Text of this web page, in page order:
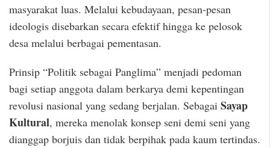
masyarakat luas. Melalui kebudayaan, pesan-pesan
ideologis disebarkan secara efektif hingga ke pelosok
desa melalui berbagai pementasan.
Prinsip “Politik sebagai Panglima” menjadi pedoman
bagi setiap anggota dalam berkarya demi kepentingan
revolusi nasional yang sedang berjalan. Sebagai Sayap
Kultural, mereka menolak konsep seni demi seni yang
dianggap borjuis dan tidak berpihak pada kaum tertindas.